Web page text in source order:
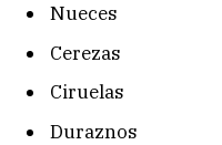
Nueces
Cerezas
Ciruelas
Duraznos